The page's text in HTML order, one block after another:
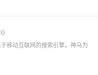
移动互联网的搜索引擎。神马为